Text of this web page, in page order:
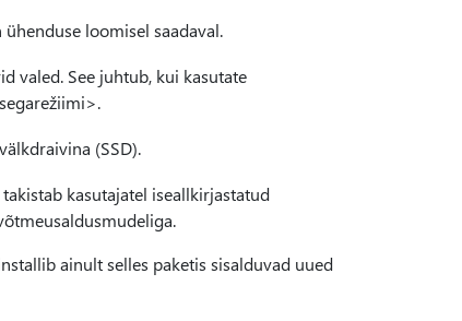
loomisel saadaval.
valed. See juhtub, kui kasutate
>.
(SSD).
kasutajatel iseallkirjastatud
ainult selles paketis sisalduvad uued